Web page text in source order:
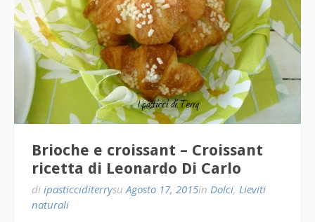
Brioche e croissant – Croissant
ricetta di Leonardo Di Carlo
di ipasticciditerrysu Agosto 17, 2015in Dolci, Lieviti
naturali